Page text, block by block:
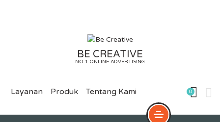
BE CREATIVE
NO.1 ONLINE ADVERTISING
Layanan Produk Tentang Kami 0